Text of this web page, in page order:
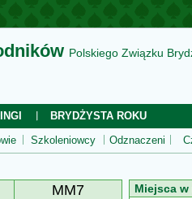
Polskiego Związku
BRYDŻYSTA ROKU
Szkoleniowcy Odznaczeni
MM7 Miejsca